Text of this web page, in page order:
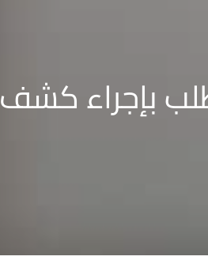
بإجراء